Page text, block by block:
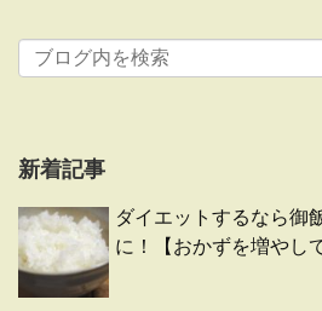
新着記事
ダイエットするなら御
に！【おかずを増やし